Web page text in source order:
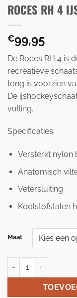
ROCES RH 4
€99,95
De Roces RH 4 is
recreatieve
tong is voorzien
De
vulling.
Specificaties:
Versterkt nylon
Anatomisch
Vetersluiting
Koolstofstalen
Maat